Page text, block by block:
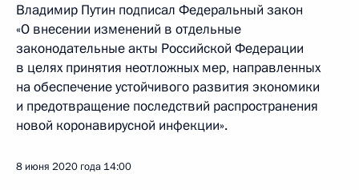
Владимир Путин подписал Федеральный закон
«О внесении изменений в отдельные
законодательные акты Российской Федерации
в целях принятия неотложных мер, направленных
на обеспечение устойчивого развития экономики
и предотвращение последствий распространения
новой коронавирусной инфекции».
8 июня 2020 года 14:00